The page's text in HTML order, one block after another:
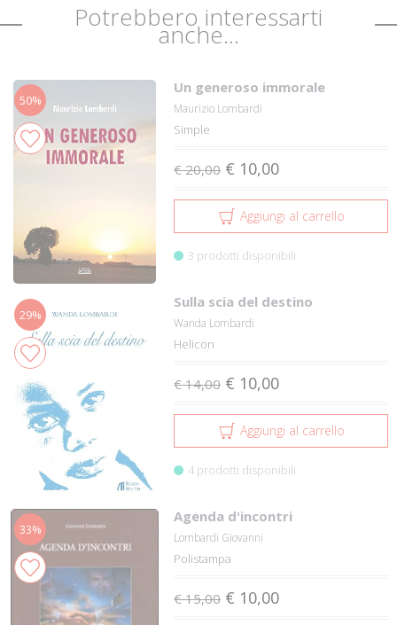
Potrebbero interessarti
anche...
50%
Un generoso immorale
Maurizio Lombardi
Simple
€ 20,00 € 10,00
Aggiungi al carrello
3 prodotti disponibili
29%
Sulla scia del destino
Wanda Lombardi
Helicon
€ 14,00 € 10,00
Aggiungi al carrello
4 prodotti disponibili
33%
Agenda d'incontri
Lombardi Giovanni
Polistampa
€ 15,00 € 10,00